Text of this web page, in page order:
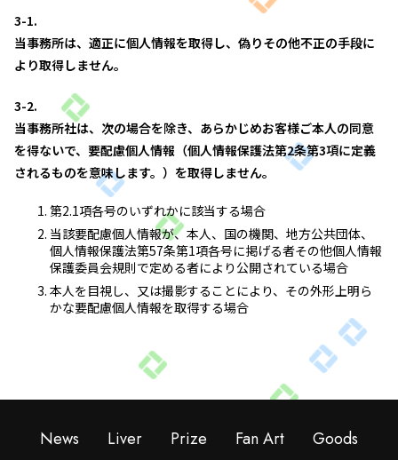
3-1.
当事務所は、適正に個人情報を取得し、偽りその他不正の手段に
より取得しません。
3-2.
当事務所社は、次の場合を除き、あらかじめお客様ご本人の同意
を得ないで、要配慮個人情報（個人情報保護法第2条第3項に定義
されるものを意味します。）を取得しません。
第2.1項各号のいずれかに該当する場合
当該要配慮個人情報が、本人、国の機関、地方公共団体、
個人情報保護法第57条第1項各号に掲げる者その他個人情報
保護委員会規則で定める者により公開されている場合
本人を目視し、又は撮影することにより、その外形上明ら
かな要配慮個人情報を取得する場合
News Liver Prize Fan Art Goods